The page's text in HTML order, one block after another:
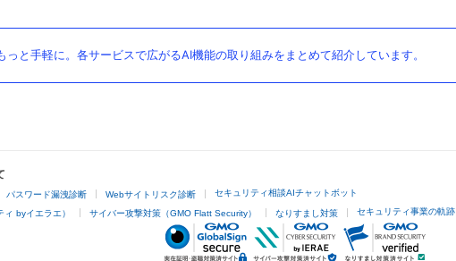
と手軽に。各サービスで広がるAI機能の取り組みをまとめて紹介しています。
パスワード漏洩診断 Webサイトリスク診断 セキュリティ相談AIチャットボット
byイエラエ） サイバー攻撃対策（GMO Flatt Security） なりすまし対策 セキュリティ事業の軌跡